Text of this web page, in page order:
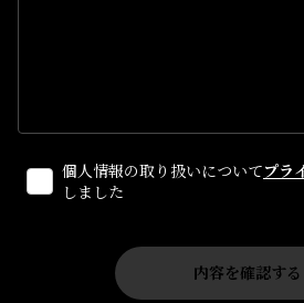
個人情報の取り扱いについてプラ
しました